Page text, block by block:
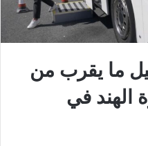
ما يقرب من
الهند في